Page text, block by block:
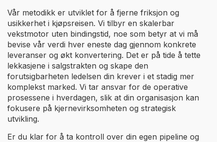
Vår metodikk er utviklet for å fjerne friksjon og
usikkerhet i kjøpsreisen. Vi tilbyr en skalerbar
vekstmotor uten bindingstid, noe som betyr at vi må
bevise vår verdi hver eneste dag gjennom konkrete
leveranser og økt konvertering. Det er på tide å tette
lekkasjene i salgstrakten og skape den
forutsigbarheten ledelsen din krever i et stadig mer
komplekst marked. Vi tar ansvar for de operative
prosessene i hverdagen, slik at din organisasjon kan
fokusere på kjernevirksomheten og strategisk
utvikling.
Er du klar for å ta kontroll over din egen pipeline og